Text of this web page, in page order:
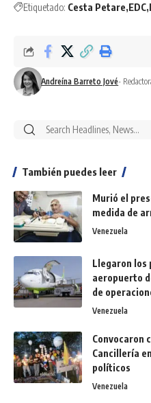
Etiquetado: Cesta Petare EDC
Andreína Barreto Jové-
También puedes leer
Murió el
medida de
Venezuela
Llegaron los
aeropuerto
de
Venezuela
Convocaron
Cancillería
políticos
Venezuela